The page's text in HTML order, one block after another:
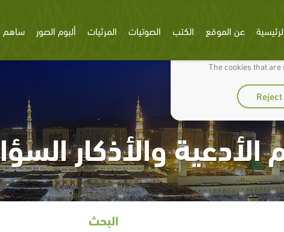
We use cookies to make
The cookies that
عن الموقع الكتب الصوتيات المرئيات ألبوم الصور ساهم
والأذكار
البحث